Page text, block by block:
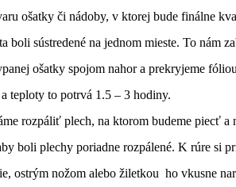
ošatky či nádoby, v ktorej bude finálne
boli sústredené na jednom mieste. To nám
ošatky spojom nahor a prekryjeme
teploty to potrvá 1.5 – 3 hodiny.
rozpáliť plech, na ktorom budeme piecť a
boli plechy poriadne rozpálené. K rúre si
ostrým nožom alebo žiletkou ho vkusne